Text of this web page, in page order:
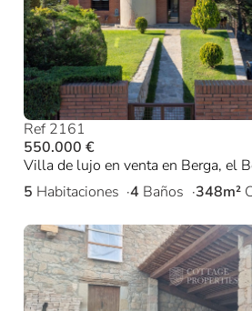
Ref 2161
550.000 €
Villa de lujo en venta en Berga, el
5 Habitaciones 4 Baños 348m²